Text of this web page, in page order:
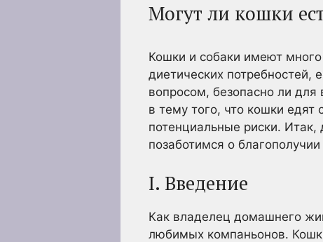
Могут ли кошки
Кошки и собаки имеют
диетических потребностей,
вопросом, безопасно ли для
в тему того, что кошки едят
потенциальные риски.
позаботимся о
I. Введение
Как владелец домашнего
любимых компаньонов.